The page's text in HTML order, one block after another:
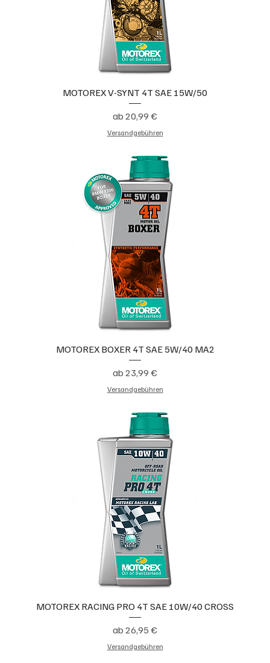
MOTOREX V-SYNT 4T SAE 15W/50
ab 20,99 €
Sale-Preis
Versandgebühren
MOTOREX BOXER 4T SAE 5W/40 MA2
ab 23,99 €
Sale-Preis
Versandgebühren
MOTOREX RACING PRO 4T SAE 10W/40 CROSS
ab 26,95 €
Sale-Preis
Versandgebühren